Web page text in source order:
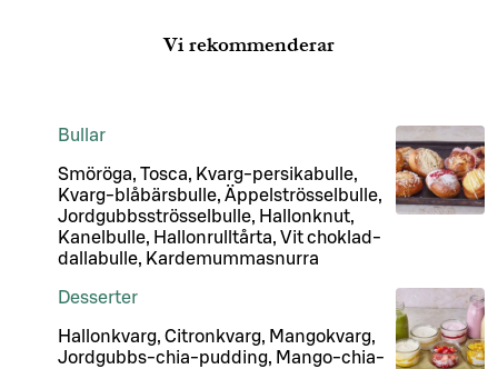
Vi rekommenderar
Bullar
Smöröga, Tosca, Kvarg-persikabulle,
Kvarg-blåbärsbulle, Äppelströsselbulle,
Jordgubbsströsselbulle, Hallonknut,
Kanelbulle, Hallonrulltårta, Vit choklad-
dallabulle, Kardemummasnurra
Desserter
Hallonkvarg, Citronkvarg, Mangokvarg,
Jordgubbs-chia-pudding, Mango-chia-